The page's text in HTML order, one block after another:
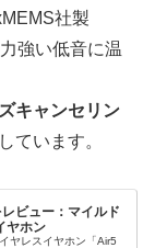
社製
強い低音に温
キャンセリン
ています。
ビュー：マイルド
ヤホン
ヤレスイヤホン「Air5